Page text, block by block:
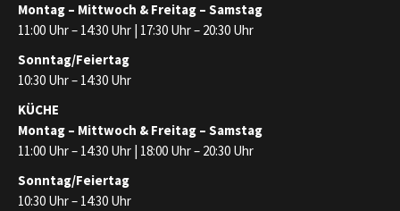
Montag – Mittwoch & Freitag – Samstag
11:00 Uhr – 14:30 Uhr | 17:30 Uhr – 20:30 Uhr
Sonntag/Feiertag
10:30 Uhr – 14:30 Uhr
KÜCHE
Montag – Mittwoch & Freitag – Samstag
11:00 Uhr – 14:30 Uhr | 18:00 Uhr – 20:30 Uhr
Sonntag/Feiertag
10:30 Uhr – 14:30 Uhr